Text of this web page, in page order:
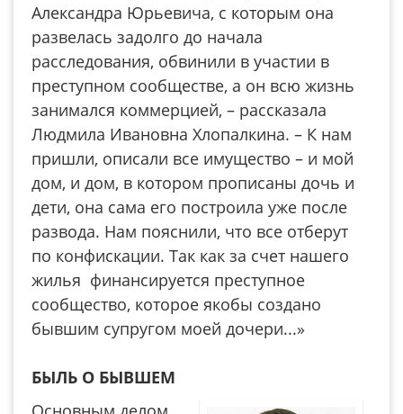
Александра Юрьевича, с которым она
развелась задолго до начала
расследования, обвинили в участии в
преступном сообществе, а он всю жизнь
занимался коммерцией, – рассказала
Людмила Ивановна Хлопалкина. – К нам
пришли, описали все имущество – и мой
дом, и дом, в котором прописаны дочь и
дети, она сама его построила уже после
развода. Нам пояснили, что все отберут
по конфискации. Так как за счет нашего
жилья финансируется преступное
сообщество, которое якобы создано
бывшим супругом моей дочери...»
БЫЛЬ О БЫВШЕМ